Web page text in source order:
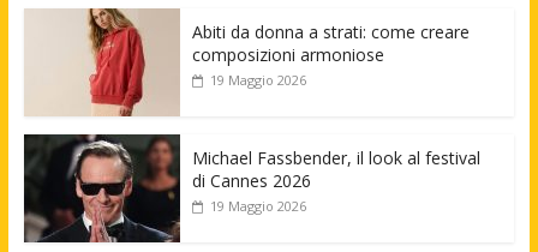
Abiti da donna a strati: come creare
composizioni armoniose
19 Maggio 2026
Michael Fassbender, il look al festival
di Cannes 2026
19 Maggio 2026